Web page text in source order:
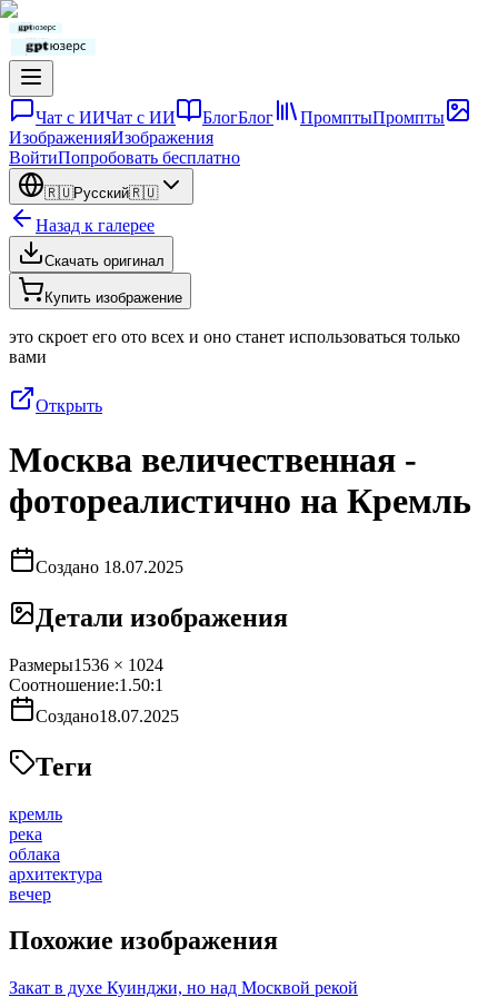
Чат с ИИЧат с ИИ БлогБлог ПромптыПромпты
ИзображенияИзображения
ВойтиПопробовать бесплатно
🇷🇺Русский🇷🇺
Назад к галерее
Скачать оригинал
Купить изображение
это скроет его ото всех и оно станет использоваться только
вами
Открыть
Москва величественная -
фотореалистично на Кремль
Создано 18.07.2025
Детали изображения
Размеры1536 × 1024
Соотношение:1.50:1
Создано18.07.2025
Теги
кремль
река
облака
архитектура
вечер
Похожие изображения
Закат в духе Куинджи, но над Москвой рекой